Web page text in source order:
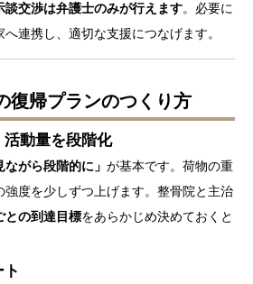
談交渉は弁護士のみが行えます。必要に
連携し、適切な支援につなげます。
復帰プランのつくり方
動量を段階化
ながら段階的に」 が基本です。荷物の重
強度を少しずつ上げます。整骨院と主治
との到達目標をあらかじめ決めておくと